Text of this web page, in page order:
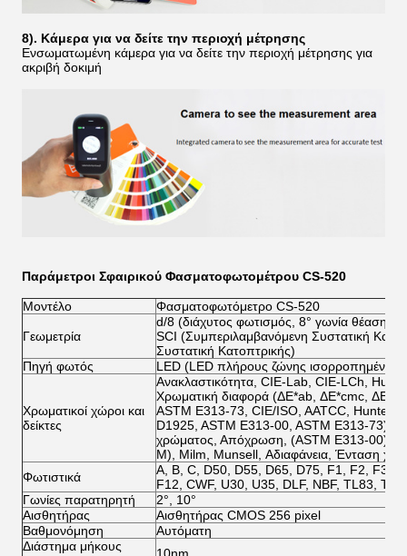
8). Κάμερα για να δείτε την περιοχή μέτρησης
Ενσωματωμένη κάμερα για να δείτε την περιοχή μέτρησης για
ακριβή δοκιμή
Παράμετροι Σφαιρικού Φασματοφωτομέτρου CS-520
Μοντέλο Φασματοφωτόμετρο CS-520
Γεωμετρία
d/8 (διάχυτος φωτισμός, 8° γωνία θέασης)
SCI (Συμπεριλαμβανόμενη Συστατική
Συστατική Κατοπτρικής)
Πηγή φωτός
LED (LED πλήρους ζώνης ισορροπημένο)
Χρωματικοί χώροι και
δείκτες
Ανακλαστικότητα, CIE-Lab, CIE-LCh,
Χρωματική διαφορά (ΔE*ab, ΔE*cmc,
ASTM E313-73, CIE/ISO, AATCC, Hunter,
D1925, ASTM E313-00, ASTM E313-73),
χρώματος, Απόχρωση, (ASTM E313-00),
M), Milm, Munsell, Αδιαφάνεια, Ένταση
Φωτιστικά
A, B, C, D50, D55, D65, D75, F1, F2, F3,
F12, CWF, U30, U35, DLF, NBF, TL83,
Γωνίες παρατηρητή
2°, 10°
Αισθητήρας
Αισθητήρας CMOS 256 pixel
Βαθμονόμηση
Αυτόματη
Διάστημα μήκους